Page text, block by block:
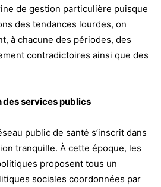
de gestion particulière puisque
des tendances lourdes, on
à chacune des périodes, des
contradictoires ainsi que des
des services publics
public de santé s’inscrit dans
tranquille. À cette époque, les
proposent tous un
sociales coordonnées par